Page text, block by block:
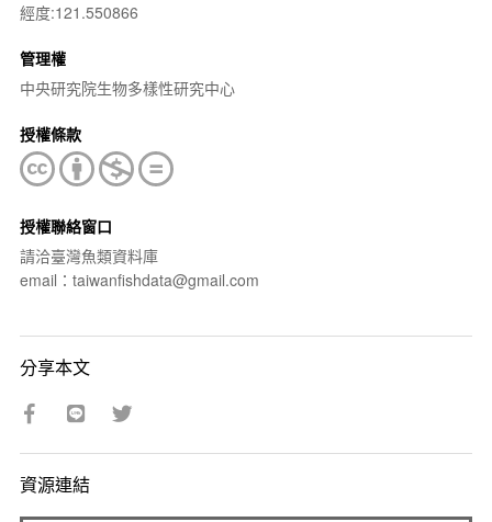
經度:121.550866
管理權
中央研究院生物多樣性研究中心
授權條款
授權聯絡窗口
請洽臺灣魚類資料庫
email：taiwanfishdata@gmail.com
分享本文
資源連結